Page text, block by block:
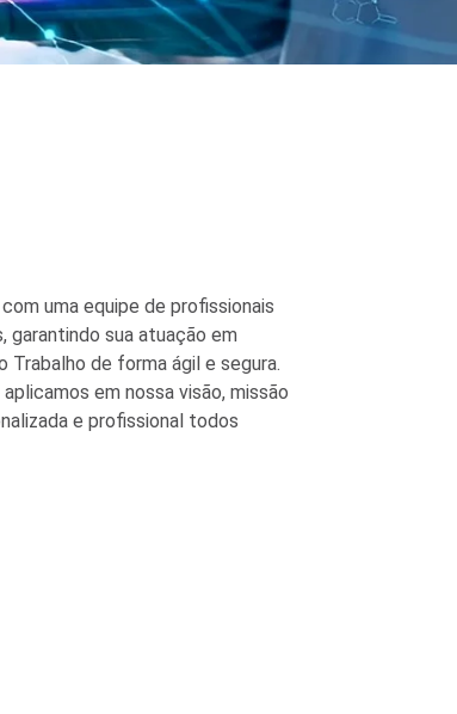
uma equipe de profissionais
sua atuação em
Trabalho de forma ágil e segura.
em nossa visão, missão
e profissional todos